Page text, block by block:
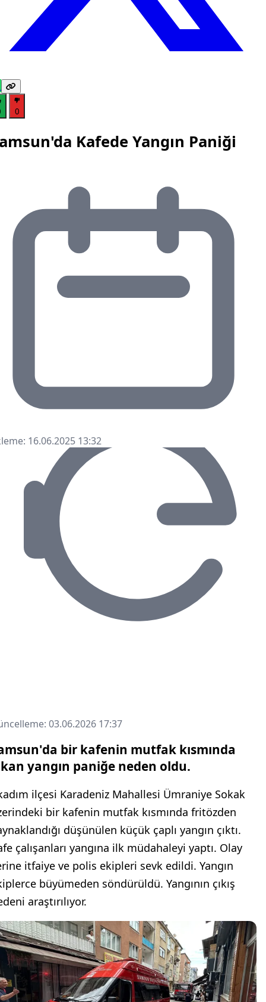
0
Kafede Yangın Paniği
16.06.2025 13:32
03.06.2026 17:37
bir kafenin mutfak kısmında
yangın paniğe neden oldu.
ilçesi Karadeniz Mahallesi Ümraniye Sokak
bir kafenin mutfak kısmında fritözden
düşünülen küçük çaplı yangın çıktı.
çalışanları yangına ilk müdahaleyi yaptı. Olay
itfaiye ve polis ekipleri sevk edildi. Yangın
büyümeden söndürüldü. Yangının çıkış
araştırılıyor.